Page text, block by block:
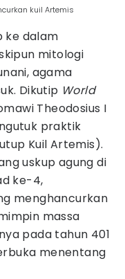
kuil Artemis
ke dalam
mitologi
agama
Dikutip World
Theodosius I
praktik
Kuil Artemis).
uskup agung di
ke-4,
menghancurkan
massa
pada tahun 401
menentang